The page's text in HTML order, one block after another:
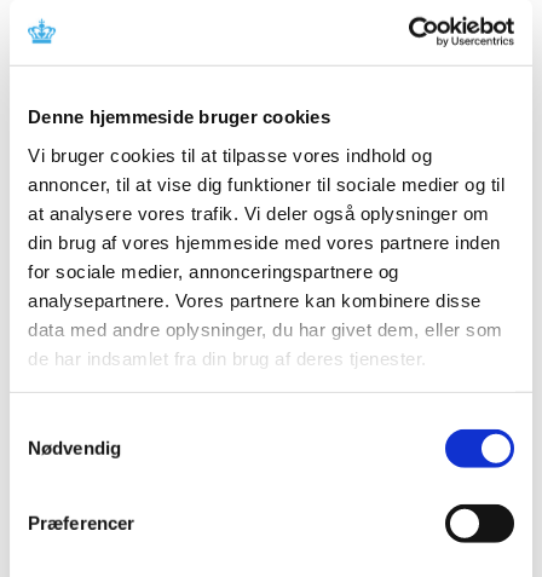
Denne hjemmeside bruger cookies
Vi bruger cookies til at tilpasse vores indhold og
annoncer, til at vise dig funktioner til sociale medier og til
at analysere vores trafik. Vi deler også oplysninger om
din brug af vores hjemmeside med vores partnere inden
for sociale medier, annonceringspartnere og
analysepartnere. Vores partnere kan kombinere disse
data med andre oplysninger, du har givet dem, eller som
de har indsamlet fra din brug af deres tjenester.
Nødvendig
Præferencer
Denne meddelelse indeholder information om sikker og
korrekt brug af udstyret. Læs mere i meddelelsen fra
Produkt:Trifecta Valve og Trifecta Valve w. Glide
Technology
Fabrikant:St. Jude Medical (Abbott)
Fabrikantens referencenummer: FA-Q123-SH-2
Lægemiddelstyrelsens sagsnummer: 2023030497
Emner
Medicinsk udstyr